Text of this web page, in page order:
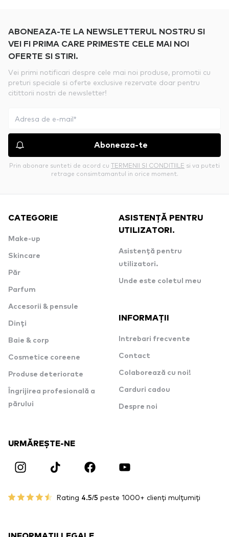
ABONEAZA-TE LA NEWSLETTERUL NOSTRU SI
VEI FI PRIMA CARE PRIMESTE CELE MAI NOI
OFERTE SI STIRI.
Vei primi notificari despre cele mai noi produse, promotii cu
preturi speciale si oferte exclusive rezervate doar pentru
citittorii nostri de newsletter!
Aboneaza-te
Prin abonare sunteti de acord cu TERMENII SI CONDITIILE si va puteti
retrage consimtamantul in orice moment.
CATEGORIE
Make-up
Skincare
Păr
Parfum
Accesorii & pensule
Dinți
Baie & corp
Cosmetice coreene
Produse deteriorate
Îngrijirea profesională a
părului
ASISTENȚĂ PENTRU
UTILIZATORI.
Asistență pentru
utilizatori.
Unde este coletul meu
INFORMAȚII
Intrebari frecvente
Contact
Colaborează cu noi!
Carduri cadou
Despre noi
URMĂREȘTE-NE
Rating 4.5/5 peste 1000+ clienți mulțumiți